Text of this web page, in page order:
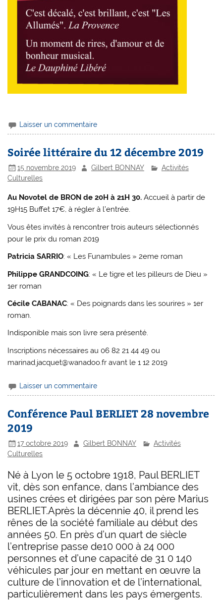
Laisser un commentaire
Soirée littéraire du 12 décembre 2019
15 novembre 2019 Gilbert BONNAY
Activités
Culturelles
Au Novotel de BRON de 20H à 21H 30. Accueil à partir de
19H15 Buffet 17€, à régler à l’entrée.
Vous êtes invités à rencontrer trois auteurs sélectionnés
pour le prix du roman 2019
Patricia SARRIO: « Les Funambules » 2eme roman
Philippe GRANDCOING: « Le tigre et les pilleurs de Dieu »
1er roman
Cécile CABANAC: « Des poignards dans les sourires » 1er
roman.
Indisponible mais son livre sera présenté.
Inscriptions nécessaires au 06 82 21 44 49 ou
marinad.jacquet@wanadoo.fr avant le 1 12 2019
Laisser un commentaire
Conférence Paul BERLIET 28 novembre
2019
17 octobre 2019 Gilbert BONNAY
Activités
Culturelles
Né à Lyon le 5 octobre 1918, Paul BERLIET
vit, dès son enfance, dans l’ambiance des
usines crées et dirigées par son père Marius
BERLIET.Après la décennie 40, il prend les
rênes de la société familiale au début des
années 50. En près d’un quart de siècle
l’entreprise passe de10 000 à 24 000
personnes et d’une capacité de 31 0 140
véhicules par jour en mettant en œuvre la
culture de l’innovation et de l’international,
particulièrement dans les pays émergents.